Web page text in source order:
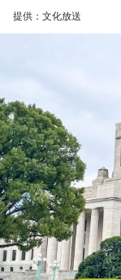
寺内：ライフライ
三輪田：そうです
の、関東、東北で
ったと思うのです
りにもあり、天皇
われております。
寺内：1000年以上
小林：2005年はす
ティ番組で存在感
スタジオを明るく
26日（水）は、
が登場し、落語芸
現する。落語界を
う。林家正蔵の軽
ズ』ならではの“昼
27日（木）は、清
かに届ける。リス
を紹介する「音楽
スト」。採用され
提供：文化放送